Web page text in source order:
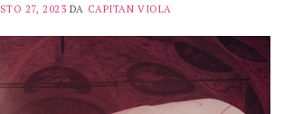
27, 2023 DA CAPITAN VIOLA